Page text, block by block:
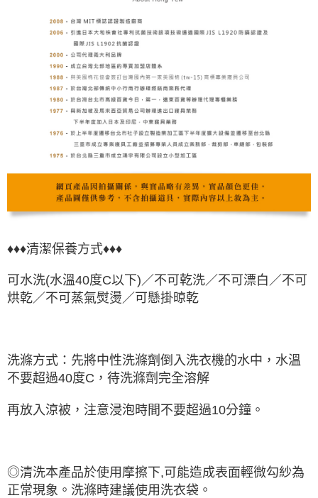
♦♦♦清潔保養方式♦♦♦
可水洗(水溫40度C以下)／不可乾洗／不可漂白 ／不可
烘乾／不可蒸氣熨燙／可懸掛晾乾
洗滌方式：先將中性洗滌劑倒入洗衣機的水中，水溫
不要超過40度C，待洗滌劑完全溶解
再放入涼被，注意浸泡時間不要超過10分鐘。
◎清洗本產品於使用摩擦下,可能造成表面輕微勾紗為
正常現象。洗滌時建議使用洗衣袋。